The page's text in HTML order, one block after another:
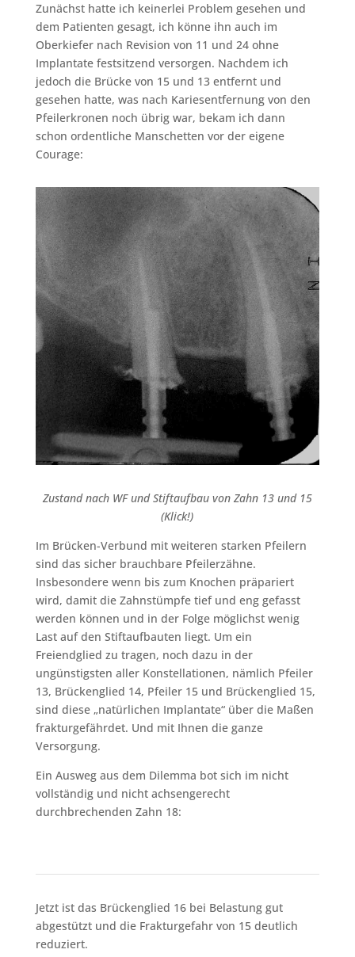
Zunächst hatte ich keinerlei Problem gesehen und
dem Patienten gesagt, ich könne ihn auch im
Oberkiefer nach Revision von 11 und 24 ohne
Implantate festsitzend versorgen. Nachdem ich
jedoch die Brücke von 15 und 13 entfernt und
gesehen hatte, was nach Kariesentfernung von den
Pfeilerkronen noch übrig war, bekam ich dann
schon ordentliche Manschetten vor der eigene
Courage:
Zustand nach WF und Stiftaufbau von Zahn 13 und 15
(Klick!)
Im Brücken-Verbund mit weiteren starken Pfeilern
sind das sicher brauchbare Pfeilerzähne.
Insbesondere wenn bis zum Knochen präpariert
wird, damit die Zahnstümpfe tief und eng gefasst
werden können und in der Folge möglichst wenig
Last auf den Stiftaufbauten liegt. Um ein
Freiendglied zu tragen, noch dazu in der
ungünstigsten aller Konstellationen, nämlich Pfeiler
13, Brückenglied 14, Pfeiler 15 und Brückenglied 15,
sind diese „natürlichen Implantate“ über die Maßen
frakturgefährdet. Und mit Ihnen die ganze
Versorgung.
Ein Ausweg aus dem Dilemma bot sich im nicht
vollständig und nicht achsengerecht
durchbrechenden Zahn 18:
Jetzt ist das Brückenglied 16 bei Belastung gut
abgestützt und die Frakturgefahr von 15 deutlich
reduziert.